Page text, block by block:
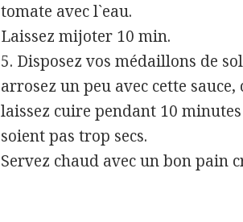
tomate avec l`eau.
Laissez mijoter 10 min.
5. Disposez vos médaillons de
arrosez un peu avec cette
laissez cuire pendant 10
soient pas trop secs.
Servez chaud avec un bon pain